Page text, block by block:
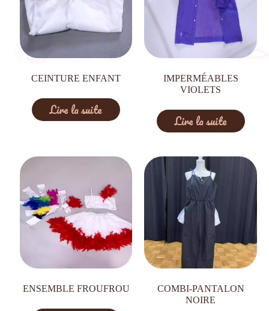
CEINTURE ENFANT
Lire la suite
IMPERMÉABLES
VIOLETS
Lire la suite
ENSEMBLE FROUFROU
COMBI-PANTALON
NOIRE